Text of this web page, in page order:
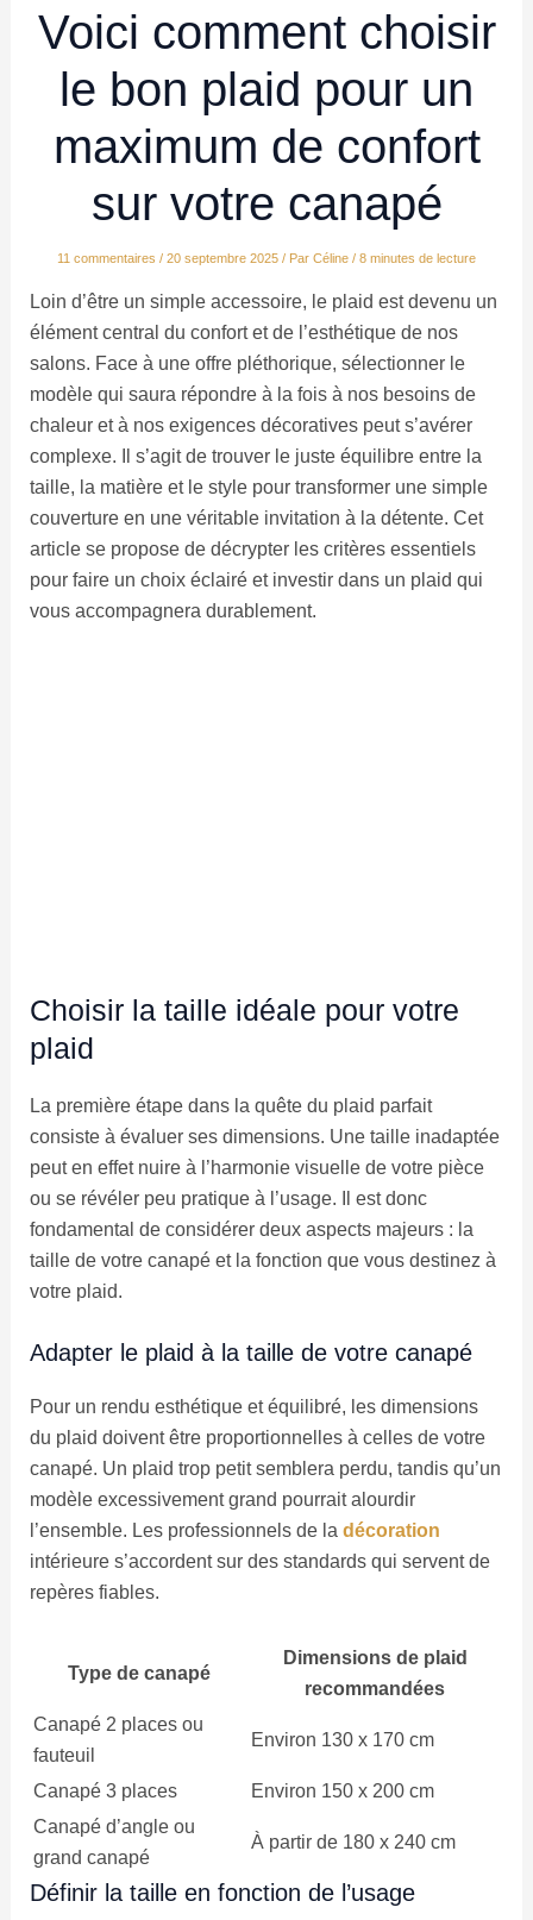
Voici comment choisir
le bon plaid pour un
maximum de confort
sur votre canapé
11 commentaires / 20 septembre 2025 / Par Céline / 8 minutes de lecture
Loin d’être un simple accessoire, le plaid est devenu un
élément central du confort et de l’esthétique de nos
salons. Face à une offre pléthorique, sélectionner le
modèle qui saura répondre à la fois à nos besoins de
chaleur et à nos exigences décoratives peut s’avérer
complexe. Il s’agit de trouver le juste équilibre entre la
taille, la matière et le style pour transformer une simple
couverture en une véritable invitation à la détente. Cet
article se propose de décrypter les critères essentiels
pour faire un choix éclairé et investir dans un plaid qui
vous accompagnera durablement.
Choisir la taille idéale pour votre
plaid
La première étape dans la quête du plaid parfait
consiste à évaluer ses dimensions. Une taille inadaptée
peut en effet nuire à l’harmonie visuelle de votre pièce
ou se révéler peu pratique à l’usage. Il est donc
fondamental de considérer deux aspects majeurs : la
taille de votre canapé et la fonction que vous destinez à
votre plaid.
Adapter le plaid à la taille de votre canapé
Pour un rendu esthétique et équilibré, les dimensions
du plaid doivent être proportionnelles à celles de votre
canapé. Un plaid trop petit semblera perdu, tandis qu’un
modèle excessivement grand pourrait alourdir
l’ensemble. Les professionnels de la décoration
intérieure s’accordent sur des standards qui servent de
repères fiables.
Type de canapé
Dimensions de plaid
recommandées
Canapé 2 places ou
fauteuil
Environ 130 x 170 cm
Canapé 3 places
Environ 150 x 200 cm
Canapé d’angle ou
grand canapé
À partir de 180 x 240 cm
Définir la taille en fonction de l’usage